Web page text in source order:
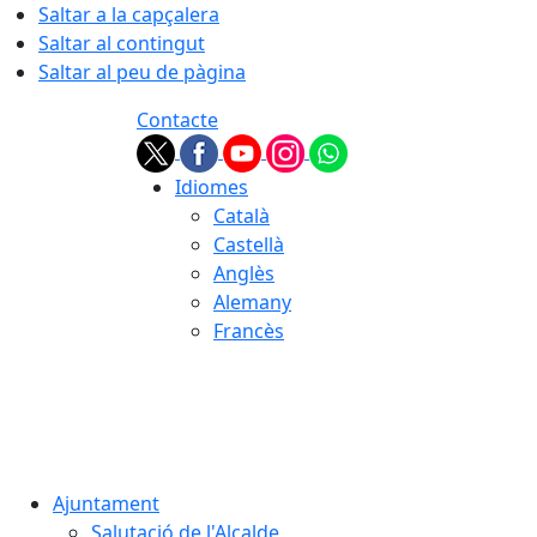
Saltar a la capçalera
Saltar al contingut
Saltar al peu de pàgina
Contacte
Idiomes
Català
Castellà
Anglès
Alemany
Francès
Ajuntament